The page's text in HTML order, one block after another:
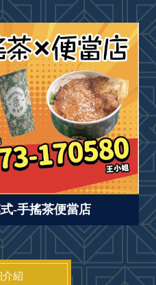
-手搖茶便當店
介紹